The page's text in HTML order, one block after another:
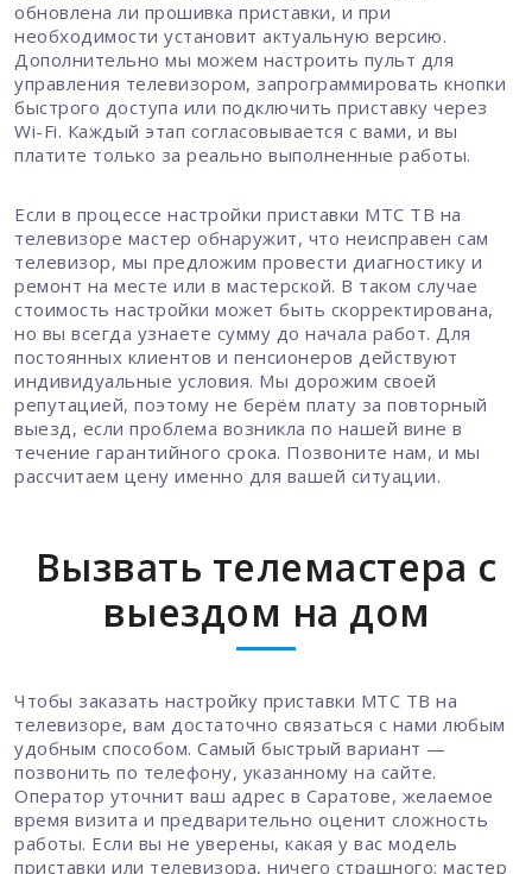
обновлена ли прошивка приставки, и при
необходимости установит актуальную версию.
Дополнительно мы можем настроить пульт для
управления телевизором, запрограммировать кнопки
быстрого доступа или подключить приставку через
Wi-Fi. Каждый этап согласовывается с вами, и вы
платите только за реально выполненные работы.
Если в процессе настройки приставки МТС ТВ на
телевизоре мастер обнаружит, что неисправен сам
телевизор, мы предложим провести диагностику и
ремонт на месте или в мастерской. В таком случае
стоимость настройки может быть скорректирована,
но вы всегда узнаете сумму до начала работ. Для
постоянных клиентов и пенсионеров действуют
индивидуальные условия. Мы дорожим своей
репутацией, поэтому не берём плату за повторный
выезд, если проблема возникла по нашей вине в
течение гарантийного срока. Позвоните нам, и мы
рассчитаем цену именно для вашей ситуации.
Вызвать телемастера с
выездом на дом
Чтобы заказать настройку приставки МТС ТВ на
телевизоре, вам достаточно связаться с нами любым
удобным способом. Самый быстрый вариант —
позвонить по телефону, указанному на сайте.
Оператор уточнит ваш адрес в Саратове, желаемое
время визита и предварительно оценит сложность
работы. Если вы не уверены, какая у вас модель
приставки или телевизора, ничего страшного: мастер